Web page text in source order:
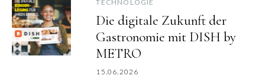
TECHNOLOGIE
Die digitale Zukunft der
Gastronomie mit DISH by
METRO
15.06.2026